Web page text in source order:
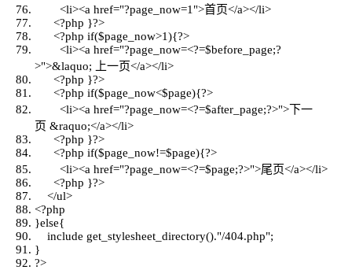
<li><a href="?page_now=1">首页</a></li>
<?php }?>
<?php if($page_now>1){?>
<li><a href="?page_now=<?=$before_page;?
>">&laquo; 上一页</a></li>
<?php }?>
<?php if($page_now<$page){?>
<li><a href="?page_now=<?=$after_page;?>">下一
页 &raquo;</a></li>
<?php }?>
<?php if($page_now!=$page){?>
<li><a href="?page_now=<?=$page;?>">尾页</a></li>
<?php }?>
</ul>
<?php
}else{
include get_stylesheet_directory()."/404.php";
}
?>